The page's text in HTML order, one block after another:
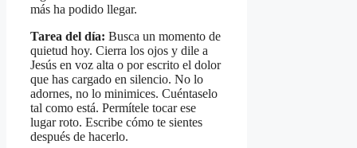
más ha podido llegar.
Tarea del día: Busca un momento de
quietud hoy. Cierra los ojos y dile a
Jesús en voz alta o por escrito el dolor
que has cargado en silencio. No lo
adornes, no lo minimices. Cuéntaselo
tal como está. Permítele tocar ese
lugar roto. Escribe cómo te sientes
después de hacerlo.